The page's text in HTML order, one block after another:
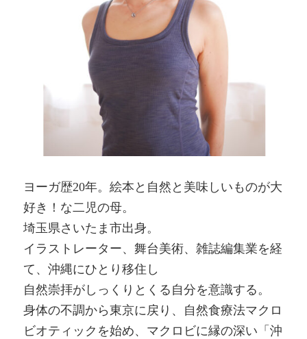
ヨーガ歴20年。絵本と自然と美味しいものが大
好き！な二児の母。
埼玉県さいたま市出身。
イラストレーター、舞台美術、雑誌編集業を経
て、沖縄にひとり移住し
自然崇拝がしっくりとくる自分を意識する。
身体の不調から東京に戻り、自然食療法マクロ
ビオティックを始め、マクロビに縁の深い「沖